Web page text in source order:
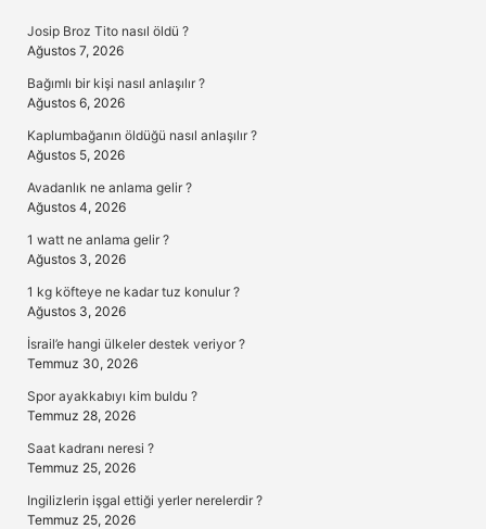
Josip Broz Tito nasıl öldü ?
Ağustos 7, 2026
Bağımlı bir kişi nasıl anlaşılır ?
Ağustos 6, 2026
Kaplumbağanın öldüğü nasıl anlaşılır ?
Ağustos 5, 2026
Avadanlık ne anlama gelir ?
Ağustos 4, 2026
1 watt ne anlama gelir ?
Ağustos 3, 2026
1 kg köfteye ne kadar tuz konulur ?
Ağustos 3, 2026
İsrail’e hangi ülkeler destek veriyor ?
Temmuz 30, 2026
Spor ayakkabıyı kim buldu ?
Temmuz 28, 2026
Saat kadranı neresi ?
Temmuz 25, 2026
Ingilizlerin işgal ettiği yerler nerelerdir ?
Temmuz 25, 2026